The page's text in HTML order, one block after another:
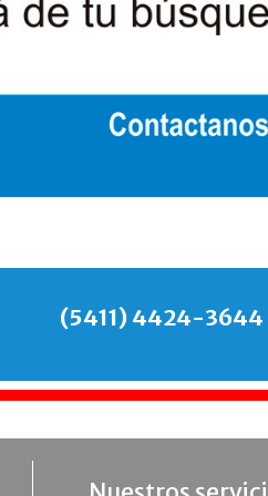
(5411) 4424-3644